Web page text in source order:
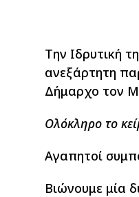
Την Ιδρυτική
ανεξάρτητη
Δήμαρχο τον
Ολόκληρο το
Αγαπητοί
Βιώνουμε μία